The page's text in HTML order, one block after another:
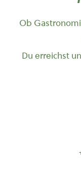
Ob
Du erreichst